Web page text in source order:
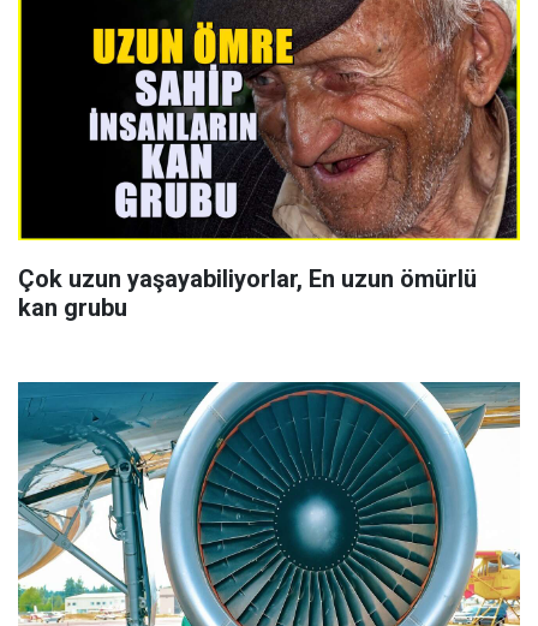
Çok uzun yaşayabiliyorlar, En uzun ömürlü
kan grubu